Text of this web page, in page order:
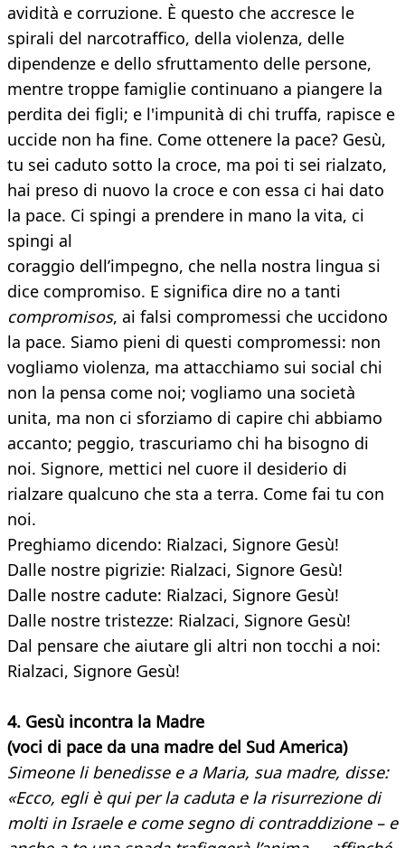
avidità e corruzione. È questo che accresce le
spirali del narcotraffico, della violenza, delle
dipendenze e dello sfruttamento delle persone,
mentre troppe famiglie continuano a piangere la
perdita dei figli; e l'impunità di chi truffa, rapisce e
uccide non ha fine. Come ottenere la pace? Gesù,
tu sei caduto sotto la croce, ma poi ti sei rialzato,
hai preso di nuovo la croce e con essa ci hai dato
la pace. Ci spingi a prendere in mano la vita, ci
spingi al
coraggio dell’impegno, che nella nostra lingua si
dice compromiso. E significa dire no a tanti
compromisos, ai falsi compromessi che uccidono
la pace. Siamo pieni di questi compromessi: non
vogliamo violenza, ma attacchiamo sui social chi
non la pensa come noi; vogliamo una società
unita, ma non ci sforziamo di capire chi abbiamo
accanto; peggio, trascuriamo chi ha bisogno di
noi. Signore, mettici nel cuore il desiderio di
rialzare qualcuno che sta a terra. Come fai tu con
noi.
Preghiamo dicendo: Rialzaci, Signore Gesù!
Dalle nostre pigrizie: Rialzaci, Signore Gesù!
Dalle nostre cadute: Rialzaci, Signore Gesù!
Dalle nostre tristezze: Rialzaci, Signore Gesù!
Dal pensare che aiutare gli altri non tocchi a noi:
Rialzaci, Signore Gesù!
4. Gesù incontra la Madre
(voci di pace da una madre del Sud America)
Simeone li benedisse e a Maria, sua madre, disse:
«Ecco, egli è qui per la caduta e la risurrezione di
molti in Israele e come segno di contraddizione – e